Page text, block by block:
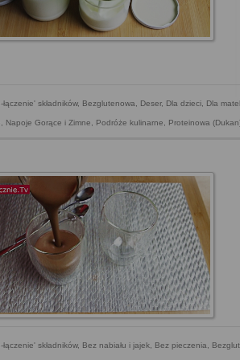
łączenie' składników, Bezglutenowa, Deser, Dla dzieci, Dla
, Napoje Gorące i Zimne, Podróże kulinarne, Proteinowa
łączenie' składników, Bez nabiału i jajek, Bez pieczenia,